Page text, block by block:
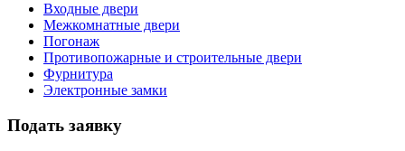
Входные двери
Межкомнатные двери
Погонаж
Противопожарные и строительные двери
Фурнитура
Электронные замки
Подать заявку